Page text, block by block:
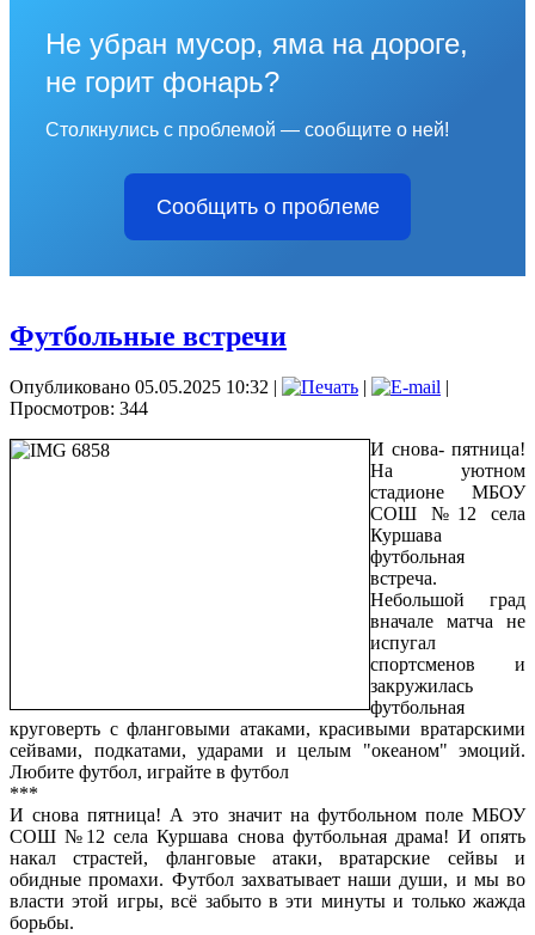
Не убран мусор, яма на дороге,
не горит фонарь?
Столкнулись с проблемой — сообщите о ней!
Сообщить о проблеме
Футбольные встречи
Опубликовано 05.05.2025 10:32 | |
|
Просмотров: 344
И снова- пятница!
На уютном
стадионе МБОУ
СОШ №12 села
Куршава
футбольная
встреча.
Небольшой град
вначале матча не
испугал
спортсменов и
закружилась
футбольная
круговерть с фланговыми атаками, красивыми вратарскими
сейвами, подкатами, ударами и целым "океаном" эмоций.
Любите футбол, играйте в футбол
***
И снова пятница! А это значит на футбольном поле МБОУ
СОШ №12 села Куршава снова футбольная драма! И опять
накал страстей, фланговые атаки, вратарские сейвы и
обидные промахи. Футбол захватывает наши души, и мы во
власти этой игры, всё забыто в эти минуты и только жажда
борьбы.